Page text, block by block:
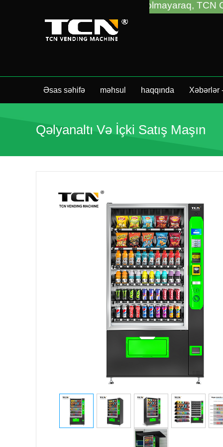
Əsas səhifə məhsul haqqında Xəbərlər
Qəlyanaltı Və İçki Satış Maşın
almağınızdan asılı olmayaraq, TCN China